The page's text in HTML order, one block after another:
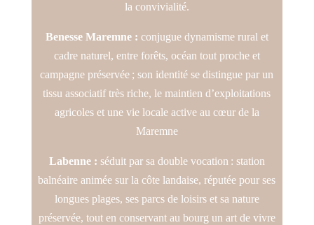
la convivialité.
Benesse Maremne : conjugue dynamisme rural et
cadre naturel, entre forêts, océan tout proche et
campagne préservée ; son identité se distingue par un
tissu associatif très riche, le maintien d’exploitations
agricoles et une vie locale active au cœur de la
Maremne
Labenne : séduit par sa double vocation : station
balnéaire animée sur la côte landaise, réputée pour ses
longues plages, ses parcs de loisirs et sa nature
préservée, tout en conservant au bourg un art de vivre